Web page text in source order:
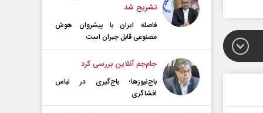
تشریح شد
فاصله ایران با پیشرو‌ان هوش
مصنوعی قابل جبران است
جام‌جم آنلاین بررسی کرد
باج‌نیوزها؛ باج‌گیری در لباس
افشاگری